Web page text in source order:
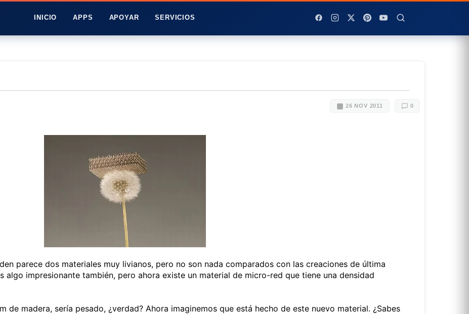
INICIO APPS APOYAR SERVICIOS
26 NOV 2011 0
parece dos materiales muy livianos, pero no son nada comparados con las creaciones de última
algo impresionante también, pero ahora existe un material de micro-red que tiene una densidad
de madera, sería pesado, ¿verdad? Ahora imaginemos que está hecho de este nuevo material. ¿Sabes